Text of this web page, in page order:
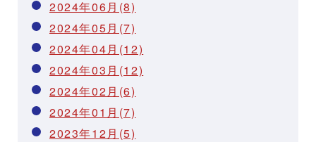
2024年06月(8)
2024年05月(7)
2024年04月(12)
2024年03月(12)
2024年02月(6)
2024年01月(7)
2023年12月(5)